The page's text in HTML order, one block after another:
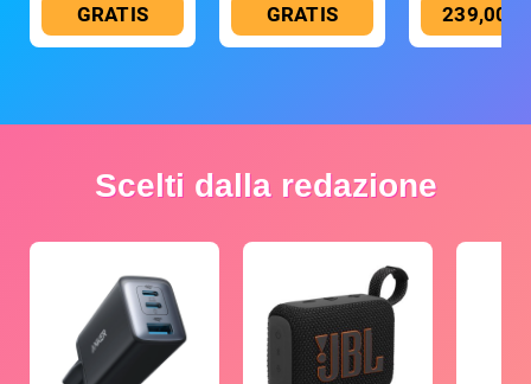
GRATIS GRATIS 239,00 €
Scelti dalla redazione